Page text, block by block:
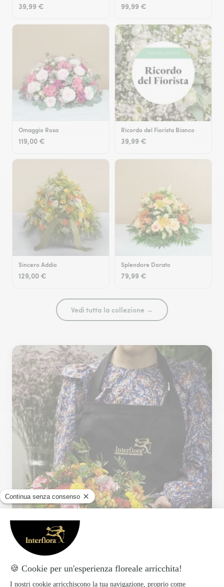
39,99 € 99,99 €
Omaggio Rosa
119,00 €
Ricordo del Fiorista Bianco
39,99 €
Sincero Addio
129,00 €
Splendore Dorato
79,99 €
Vedi tutta la collezione →